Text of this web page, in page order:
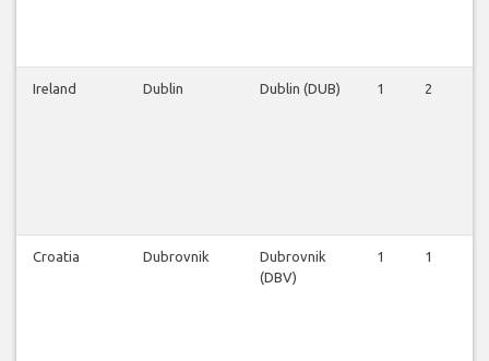
Ireland Dublin Dublin (DUB) 1 2
Croatia Dubrovnik
Dubrovnik
(DBV)
1 1